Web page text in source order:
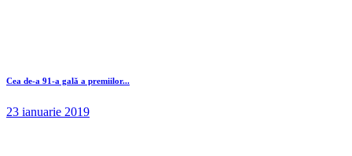
Cea de-a 91-a gală a premiilor...
23 ianuarie 2019